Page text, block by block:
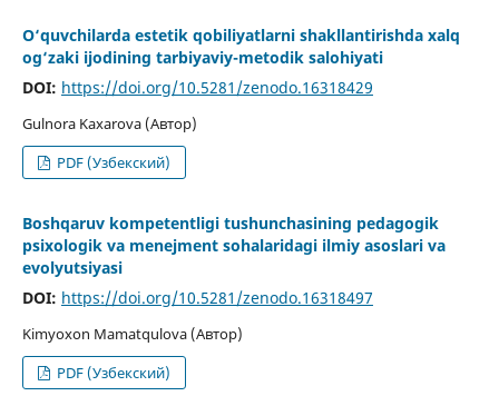
O‘quvchilarda estetik qobiliyatlarni shakllantirishda xalq
og‘zaki ijodining tarbiyaviy-metodik salohiyati
DOI: https://doi.org/10.5281/zenodo.16318429
Gulnora Kaxarova (Автор)
PDF (Узбекский)
Boshqaruv kompetentligi tushunchasining pedagogik
psixologik va menejment sоhаlаridаgi ilmiy asoslari va
evolyutsiyasi
DOI: https://doi.org/10.5281/zenodo.16318497
Kimyoxon Mamatqulova (Автор)
PDF (Узбекский)